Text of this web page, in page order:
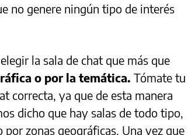
no genere ningún tipo de interés
la sala de chat que más que
o por la temática. Tómate tu
correcta, ya que de esta manera
dicho que hay salas de todo tipo,
zonas geográficas. Una vez que